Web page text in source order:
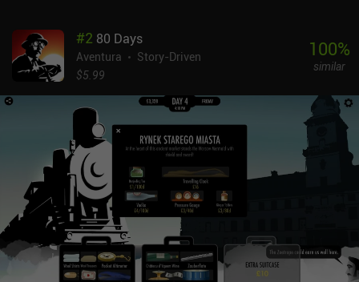
#2 80 Days
Aventura
Story-Driven
$5.99
100%
similar